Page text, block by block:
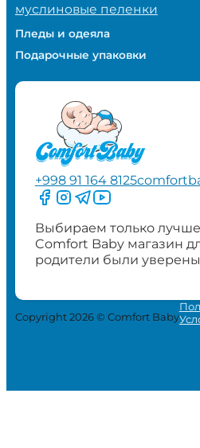
муслиновые пеленки
Пледы и одеяла
Подарочные упаковки
+998 91 164 8125
Следите за нами на
Следите за нами в
Следите за нами в
Следите за
Выбираем только
Comfort Baby магазин
родители были
Copyright 2026 © Comfort Baby